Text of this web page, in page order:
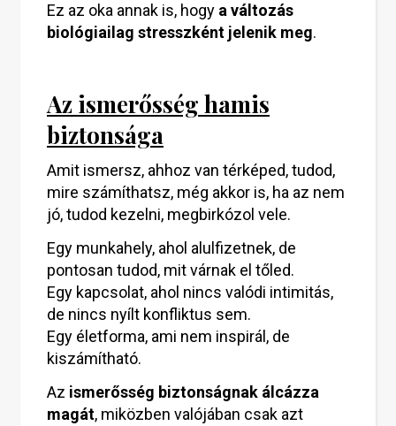
Ez az oka annak is, hogy a változás
biológiailag stresszként jelenik meg.
Az ismerősség hamis
biztonsága
Amit ismersz, ahhoz van térképed, tudod,
mire számíthatsz, még akkor is, ha az nem
jó, tudod kezelni, megbirkózol vele.
Egy munkahely, ahol alulfizetnek, de
pontosan tudod, mit várnak el tőled.
Egy kapcsolat, ahol nincs valódi intimitás,
de nincs nyílt konfliktus sem.
Egy életforma, ami nem inspirál, de
kiszámítható.
Az ismerősség biztonságnak álcázza
magát, miközben valójában csak azt